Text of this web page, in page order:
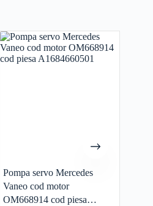
Pompa servo Mercedes
Vaneo cod motor
OM668914 cod piesa